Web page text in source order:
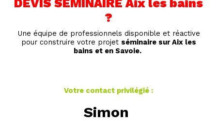
DEVIS SEMINAIRE Aix les bains
?
Une équipe de professionnels disponible et réactive
pour construire votre projet séminaire sur Aix les
bains et en Savoie.
Votre contact privilégié :
Simon